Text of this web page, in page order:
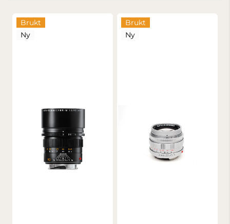
Brukt
Ny
Brukt
Ny